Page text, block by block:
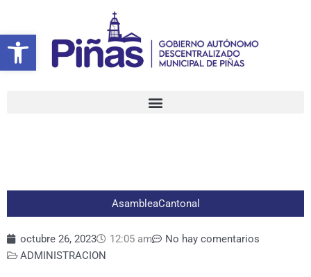
Abrir barra de herramientas
contenido
AsambleaCantonal
octubre 26, 2023 12:05 am
No hay comentarios
ADMINISTRACION